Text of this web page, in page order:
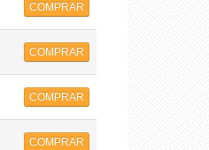
COMPRAR
COMPRAR
COMPRAR
COMPRAR